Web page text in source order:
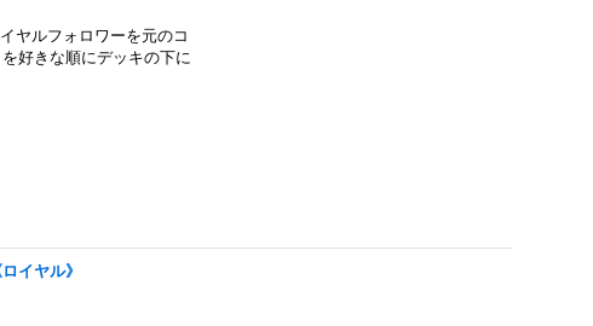
ヤルフォロワーを元のコ
好きな順にデッキの下に
イヤル》